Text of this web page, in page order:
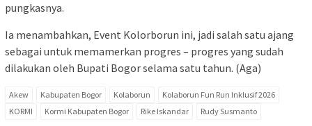
pungkasnya.
Ia menambahkan, Event Kolorborun ini, jadi salah satu ajang
sebagai untuk memamerkan progres – progres yang sudah
dilakukan oleh Bupati Bogor selama satu tahun. (Aga)
Akew Kabupaten Bogor Kolaborun
Kolaborun Fun Run Inklusif 2026
KORMI
Kormi Kabupaten Bogor Rike Iskandar Rudy Susmanto